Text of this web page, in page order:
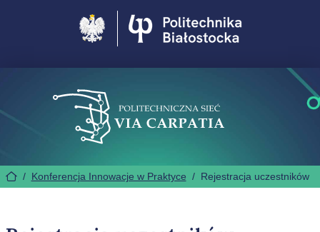
/ Konferencja Innowacje w Praktyce / Rejestracja uczestników